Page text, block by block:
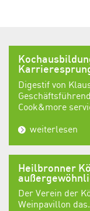
Digestif von
Cook&more
weiterlesen
Heilbronner
Der Verein der
Weinpavillon